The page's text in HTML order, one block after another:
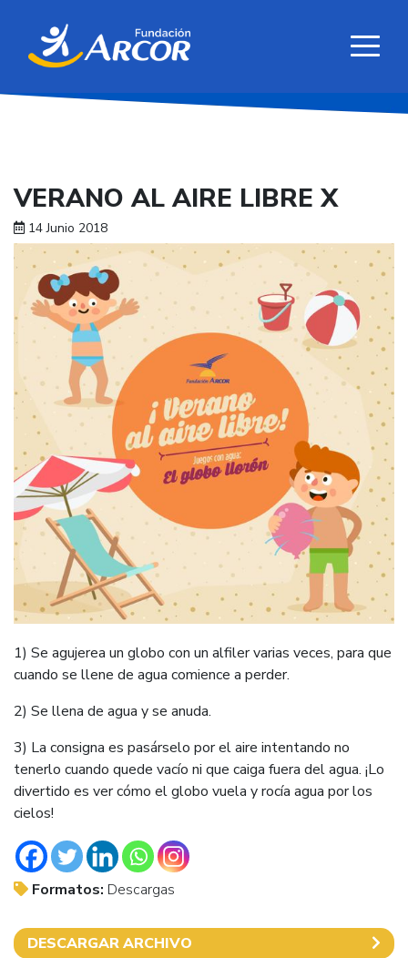
VERANO AL AIRE LIBRE X
14 Junio 2018
1) Se agujerea un globo con un alfiler varias veces, para que
cuando se llene de agua comience a perder.
2) Se llena de agua y se anuda.
3) La consigna es pasárselo por el aire intentando no
tenerlo cuando quede vacío ni que caiga fuera del agua. ¡Lo
divertido es ver cómo el globo vuela y rocía agua por los
cielos!
Formatos: Descargas
DESCARGAR ARCHIVO